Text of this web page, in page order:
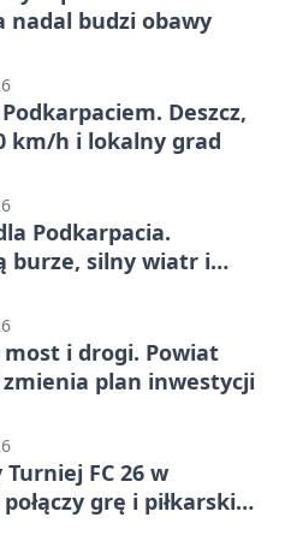
nadal budzi obawy
Deszcz,
km/h i lokalny grad
Podkarpacia.
burze, silny wiatr i
i drogi. Powiat
plan inwestycji
FC 26 w
grę i piłkarski